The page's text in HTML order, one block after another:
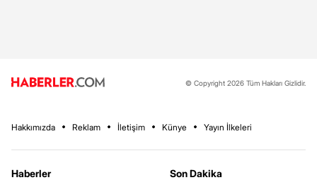
© Copyright 2026 Tüm Hakları Gizlidir.
Hakkımızda Reklam İletişim Künye Yayın İlkeleri
Haberler
Son Dakika